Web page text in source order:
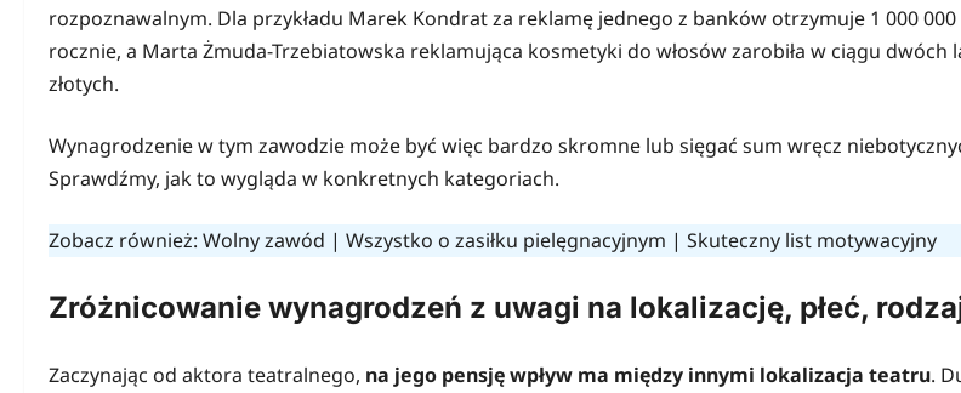
rozpoznawalnym. Dla przykładu Marek Kondrat za reklamę jednego z banków otrzymuje 1 000 000
rocznie, a Marta Żmuda-Trzebiatowska reklamująca kosmetyki do włosów zarobiła w ciągu dwóch
złotych.
Wynagrodzenie w tym zawodzie może być więc bardzo skromne lub sięgać sum wręcz
Sprawdźmy, jak to wygląda w konkretnych kategoriach.
Zobacz również: Wolny zawód | Wszystko o zasiłku pielęgnacyjnym | Skuteczny list motywacyjny
Zróżnicowanie wynagrodzeń z uwagi na lokalizację, płeć,
Zaczynając od aktora teatralnego, na jego pensję wpływ ma między innymi lokalizacja teatru.